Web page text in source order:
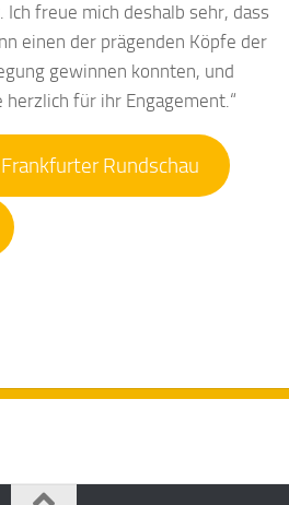
freue mich deshalb sehr, dass
einen der prägenden Köpfe der
gewinnen konnten, und
herzlich für ihr Engagement.“
Rundschau